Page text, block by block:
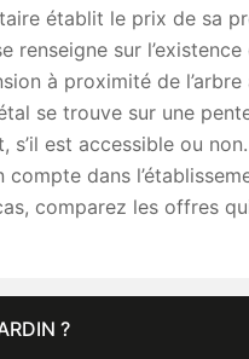
établit le prix de sa
renseigne sur l’existence
à proximité de l’arbre
se trouve sur une
est accessible ou
dans
comparez les offres
?